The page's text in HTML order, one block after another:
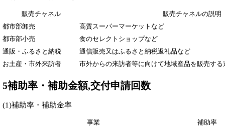
販売チャネル
販売チャネルの説明
都市部卸売
高質スーパーマーケットなど
都市部小売
食のセレクトショップなど
通販・ふるさと納税
通信販売又はふるさと納税返礼品など
お土産・市外来訪者
市外からの来訪者等に向けて地域産品を販売す
5補助率・補助金額,交付申請回数
(1)補助率・補助金率
事業
補助率